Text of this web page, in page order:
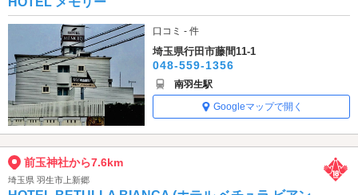
口コミ - 件
埼玉県行田市藤間11-1
048-559-1356
南羽生駅
Googleマップで開く
前玉神社から7.6km
埼玉県 羽生市上新郷